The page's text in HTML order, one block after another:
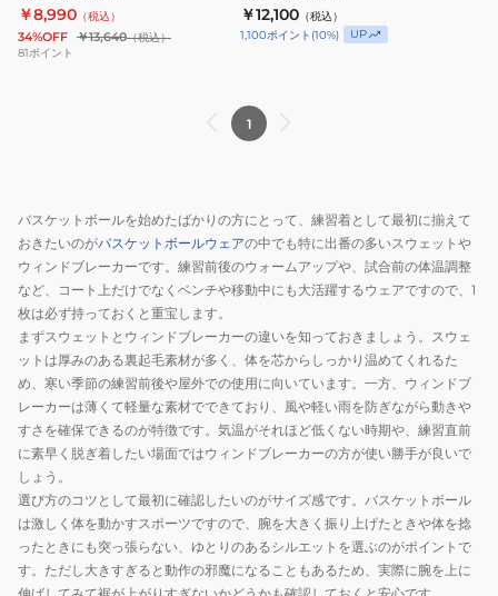
￥8,990 （税込）
34%OFF ￥13,640（税込）
81ポイント
￥12,100 （税込）
1,100ポイント (10%) UP
1
バスケットボールを始めたばかりの方にとって、練習着として最初に揃えて
おきたいのがバスケットボールウェアの中でも特に出番の多いスウェットや
ウィンドブレーカーです。練習前後のウォームアップや、試合前の体温調整
など、コート上だけでなくベンチや移動中にも大活躍するウェアですので、1
枚は必ず持っておくと重宝します。
まずスウェットとウィンドブレーカーの違いを知っておきましょう。スウェ
ットは厚みのある裏起毛素材が多く、体を芯からしっかり温めてくれるた
め、寒い季節の練習前後や屋外での使用に向いています。一方、ウィンドブ
レーカーは薄くて軽量な素材でできており、風や軽い雨を防ぎながら動きや
すさを確保できるのが特徴です。気温がそれほど低くない時期や、練習直前
に素早く脱ぎ着したい場面ではウィンドブレーカーの方が使い勝手が良いで
しょう。
選び方のコツとして最初に確認したいのがサイズ感です。バスケットボール
は激しく体を動かすスポーツですので、腕を大きく振り上げたときや体を捻
ったときにも突っ張らない、ゆとりのあるシルエットを選ぶのがポイントで
す。ただし大きすぎると動作の邪魔になることもあるため、実際に腕を上に